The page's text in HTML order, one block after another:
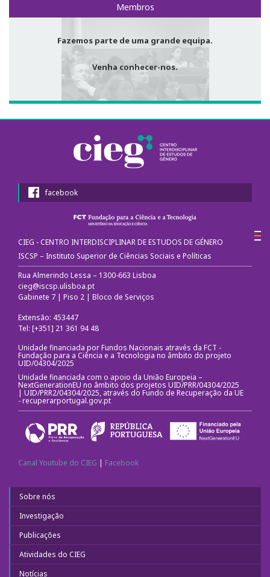
Membros
Fazemos parte de uma grande equipa.
Venha conhecer-nos.
facebook
CIEG - CENTRO INTERDISCIPLINAR DE ESTUDOS DE GÉNERO
ISCSP – Instituto Superior de Ciências Sociais e Políticas
Rua Almerindo Lessa – 1300-663 Lisboa
cieg@iscsp.ulisboa.pt
Gabinete 7 | Piso 2 | Bloco de Serviços
Extensão: 453447
Tel: [+351] 21 361 94 48
Unidade financiada por Fundos Nacionais através da FCT -
Fundação para a Ciência e a Tecnologia no âmbito do projeto
UID/04304/2025
Unidade financiada com o apoio da União Europeia –
NextGenerationEU no âmbito dos projetos UID/PRR/04304/2025
| UID/PRR2/04304/2025, através do Fundo de Recuperação da UE
-recuperarportugal.gov.pt
Canal Youtube do CIEG | Facebook
Sobre nós
Investigação
Publicações
Atividades do CIEG
Notícias